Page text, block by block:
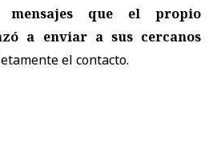
mensajes que el propio
a enviar a sus cercanos
el contacto.